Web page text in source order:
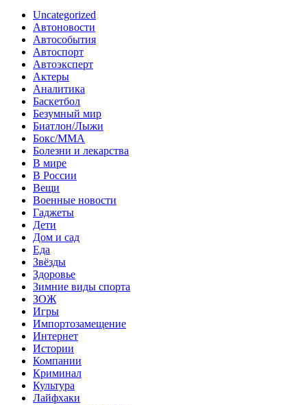
Uncategorized
Автоновости
Автособытия
Автоспорт
Автоэксперт
Актеры
Аналитика
Баскетбол
Безумный мир
Биатлон/Лыжи
Бокс/MMA
Болезни и лекарства
В мире
В России
Вещи
Военные новости
Гаджеты
Дети
Дом и сад
Еда
Звёзды
Здоровье
Зимние виды спорта
ЗОЖ
Игры
Импортозамещение
Интернет
Истории
Компании
Криминал
Культура
Лайфхаки